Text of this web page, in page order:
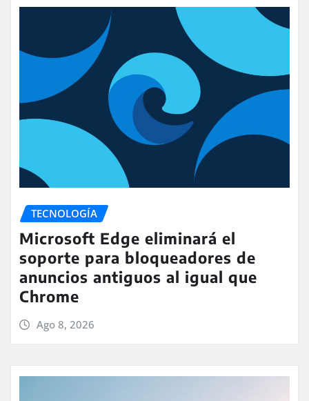
TECNOLOGÍA
Microsoft Edge eliminará el
soporte para bloqueadores de
anuncios antiguos al igual que
Chrome
Ago 8, 2026